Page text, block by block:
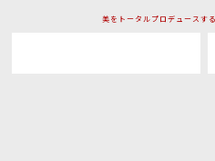
美をトータルプロデュースす